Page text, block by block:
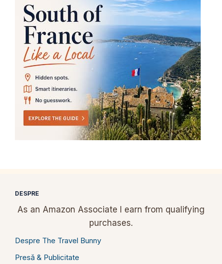
DESPRE
As an Amazon Associate I earn from qualifying
purchases.
Despre The Travel Bunny
Presă & Publicitate